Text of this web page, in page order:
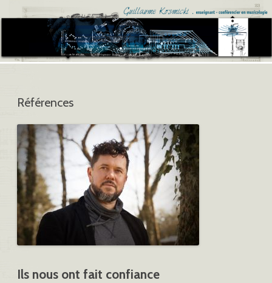
Références
Ils nous ont fait confiance